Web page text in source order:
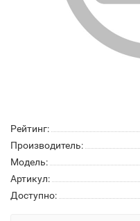
Рейтинг:
Производитель:
Модель:
Артикул:
Доступно: